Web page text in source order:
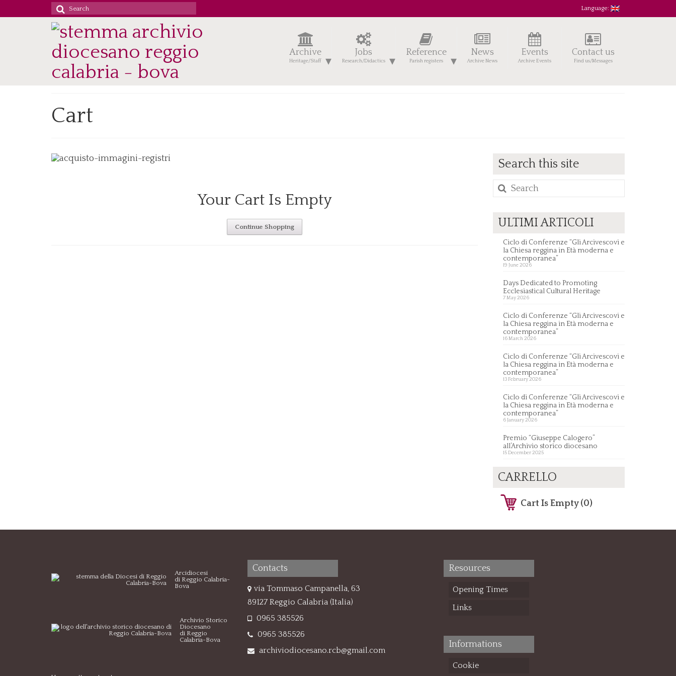
Language:
Search
for:
Archive
Heritage/Staff
Jobs
Research/Didactics
Reference
Parish registers
News
Archive News
Events
Archive Events
Contact us
Find us/Messages
Cart
Your Cart Is Empty
Continue Shopping
Search this site
Search
for:
ULTIMI ARTICOLI
Ciclo di Conferenze “Gli Arcivescovi e
la Chiesa reggina in Età moderna e
contemporanea”
19 June 2026
Days Dedicated to Promoting
Ecclesiastical Cultural Heritage
7 May 2026
Ciclo di Conferenze “Gli Arcivescovi e
la Chiesa reggina in Età moderna e
contemporanea”
16 March 2026
Ciclo di Conferenze “Gli Arcivescovi e
la Chiesa reggina in Età moderna e
contemporanea”
13 February 2026
Ciclo di Conferenze “Gli Arcivescovi e
la Chiesa reggina in Età moderna e
contemporanea”
6 January 2026
Premio “Giuseppe Calogero”
all’Archivio storico diocesano
15 December 2025
CARRELLO
Cart Is Empty (0)
Arcidiocesi
di Reggio Calabria-
Bova
Archivio Storico
Diocesano
di Reggio
Calabria-Bova
Contacts
via Tommaso Campanella, 63
89127 Reggio Calabria (Italia)
0965 385526
0965 385526
archiviodiocesano.rcb@gmail.com
Resources
Opening Times
Links
Informations
Cookie